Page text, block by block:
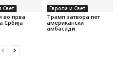
Свет
во прва
Србија
Европа и Свет
Трамп затвора пет
американски
амбасади